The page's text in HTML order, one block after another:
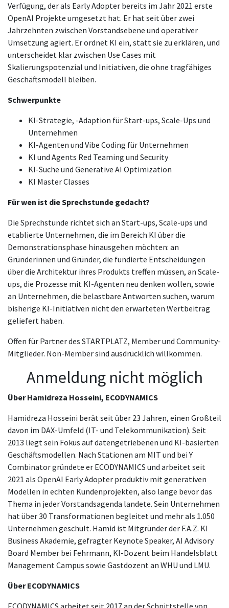
Verfügung, der als Early Adopter bereits im Jahr 2021 erste
OpenAI Projekte umgesetzt hat. Er hat seit über zwei
Jahrzehnten zwischen Vorstandsebene und operativer
Umsetzung agiert. Er ordnet KI ein, statt sie zu erklären, und
unterscheidet klar zwischen Use Cases mit
Skalierungspotenzial und Initiativen, die ohne tragfähiges
Geschäftsmodell bleiben.
Schwerpunkte
KI-Strategie, -Adaption für Start-ups, Scale-Ups und
Unternehmen
KI-Agenten und Vibe Coding für Unternehmen
KI und Agents Red Teaming und Security
KI-Suche und Generative AI Optimization
KI Master Classes
Für wen ist die Sprechstunde gedacht?
Die Sprechstunde richtet sich an Start-ups, Scale-ups und
etablierte Unternehmen, die im Bereich KI über die
Demonstrationsphase hinausgehen möchten: an
Gründerinnen und Gründer, die fundierte Entscheidungen
über die Architektur ihres Produkts treffen müssen, an Scale-
ups, die Prozesse mit KI-Agenten neu denken wollen, sowie
an Unternehmen, die belastbare Antworten suchen, warum
bisherige KI-Initiativen nicht den erwarteten Wertbeitrag
geliefert haben.
Offen für Partner des STARTPLATZ, Member und Community-
Mitglieder. Non-Member sind ausdrücklich willkommen.
Anmeldung nicht möglich
Über Hamidreza Hosseini, ECODYNAMICS
Hamidreza Hosseini berät seit über 23 Jahren, einen Großteil
davon im DAX-Umfeld (IT- und Telekommunikation). Seit
2013 liegt sein Fokus auf datengetriebenen und KI-basierten
Geschäftsmodellen. Nach Stationen am MIT und bei Y
Combinator gründete er ECODYNAMICS und arbeitet seit
2021 als OpenAI Early Adopter produktiv mit generativen
Modellen in echten Kundenprojekten, also lange bevor das
Thema in jeder Vorstandsagenda landete. Sein Unternehmen
hat über 30 Transformationen begleitet und mehr als 1.050
Unternehmen geschult. Hamid ist Mitgründer der F.A.Z. KI
Business Akademie, gefragter Keynote Speaker, AI Advisory
Board Member bei Fehrmann, KI-Dozent beim Handelsblatt
Management Campus sowie Gastdozent an WHU und LMU.
Über ECODYNAMICS
ECODYNAMICS arbeitet seit 2017 an der Schnittstelle von